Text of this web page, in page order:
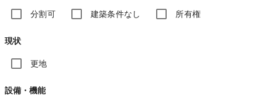
分割可 建築条件なし 所有権
現状
更地
設備・機能